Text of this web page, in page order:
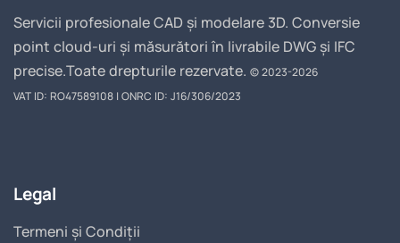
Servicii profesionale CAD și modelare 3D. Conversie
point cloud-uri și măsurători în livrabile DWG și IFC
precise.Toate drepturile rezervate. © 2023-2026
VAT ID: RO47589108 | ONRC ID: J16/306/2023
Legal
Termeni și Condiții